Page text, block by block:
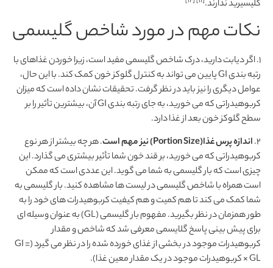
گلیسیرید ندارند.
نکات مهم در مورد شاخص گلیسمی
1. اگر دیابت دارید، درک شاخص گلیسمی مفید است، زیرا خوردن غذاهای با
رتبه بندی GI پایین می تواند به کنترل گلوکز خون کمک کند. با این حال،
عوامل دیگری را نیز باید در نظر گرفت. تحقیقات نشان داده است که میزان
کربوهیدراتی که می خورید، به جای رتبه بندی GI آن، بیشترین تأثیر را بر
سطح گلوکز خون بعد از غذا دارد.
2. اندازه پرس غذا(Portion Size) نیز مهم است
. هر چه بیشتر از هر نوع
کربوهیدراتی که می خورید، بر قند خون شما تأثیر بیشتری می گذارد. این
چیزی است که بار گلیسمی به شما می گوید. این عددی است که ممکن
است همراه با شاخص گلیسمی در لیست ها مشاهده کنید. بار گلیسمی به
شما کمک می کند تا هم کمیت و هم کیفیت کربوهیدرات های خود را به
طور همزمان در نظر بگیرید. مفهوم بار گلیسمی (GL) به عنوان وسیله ای
برای پیش بینی پاسخ گلایسمی معرفی شد که شاخص و مقدار
کربوهیدرات موجود در بخشی از غذای خورده شده را در نظر می گیرد (GI =
GL × کربوهیدرات موجود در یک مقدار معین غذا).